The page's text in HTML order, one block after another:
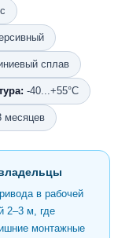
сплав
-40...+55°C
месяцев
в рабочей
2–3 м, где
монтажные